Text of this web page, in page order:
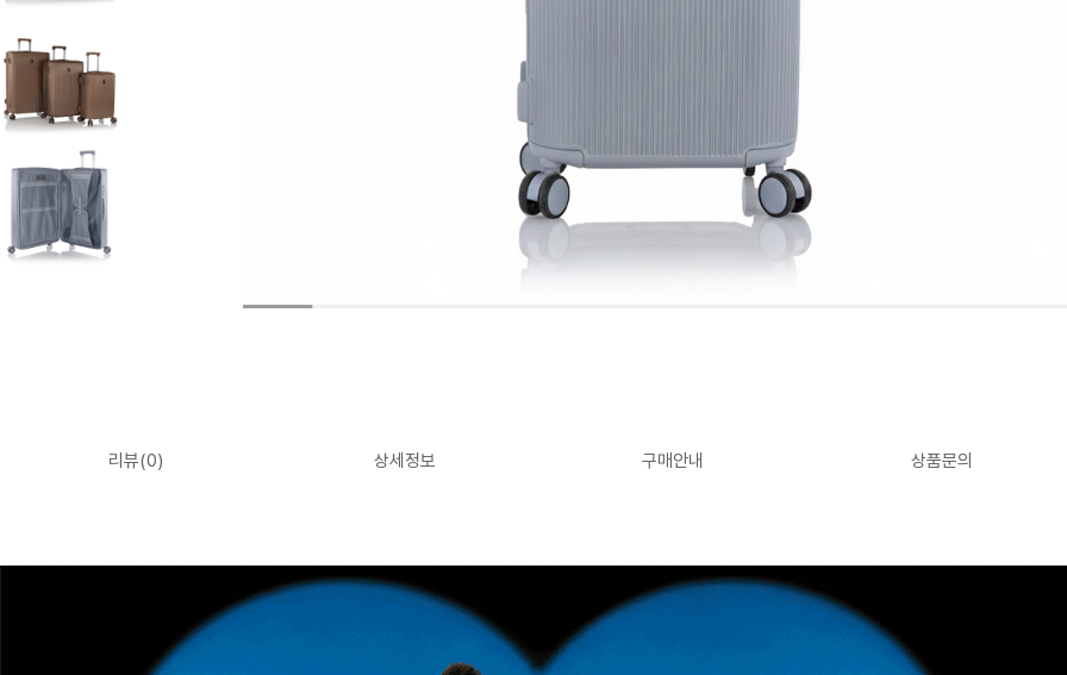
리뷰(0) 상세정보 구매안내 상품문의